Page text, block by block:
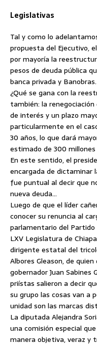
Legislativas
Tal y como lo
propuesta del Ejecutivo,
por mayoría la
pesos de deuda pública
banca privada y Banobras.
¿Qué se gana con la
también: la
de interés y un plazo
particularmente en el
30 años, lo que dará
estimado de 300 millones
En este sentido, el
encargada de dictaminar
fue puntual al decir que
nueva deuda…
Luego de que el líder
conocer su renuncia al
parlamentario del
LXV Legislatura de
dirigente estatal del
Albores Gleason, de
gobernador Juan Sabines
priístas salieron a decir
su grupo las cosas van a
unidad son las marcas
La diputada Alejandra
una comisión especial
manera objetiva, veraz y